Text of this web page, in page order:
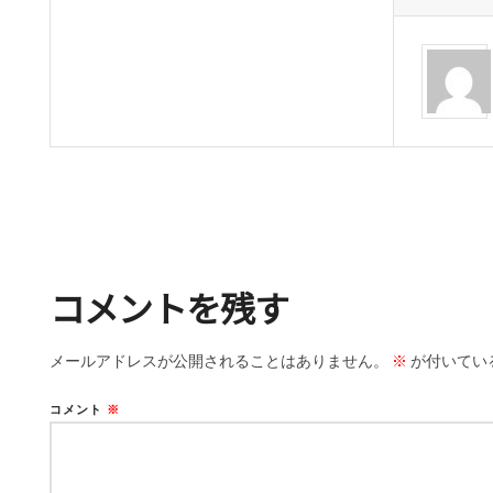
コメントを残す
メールアドレスが公開されることはありません。 ※ が付いてい
コメント ※